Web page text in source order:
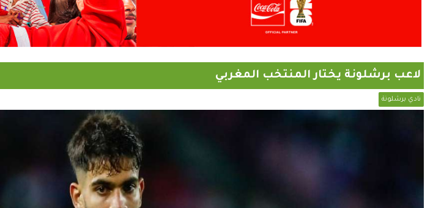
لاعب برشلونة يختار المنتخب المغربي
نادي برشلونة